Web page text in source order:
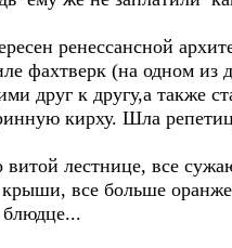
ренессансной
фахтверк (на одном
друг к другу,а также
кирху. Шла
витой лестнице, все
все больше